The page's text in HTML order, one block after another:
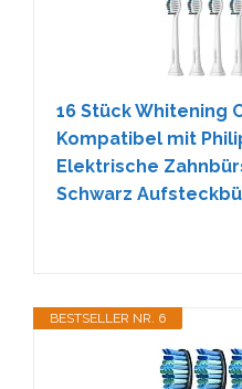
16 Stück Whitening
Kompatibel mit
Elektrische
Schwarz
BESTSELLER NR. 6